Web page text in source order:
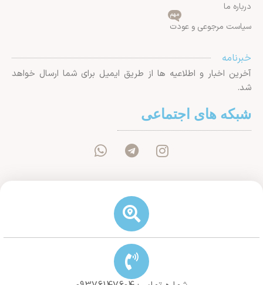
درباره ما
سیاست مرجوعی و عودت
مهم
خبرنامه
آخرین اخبار و اطلاعیه ها از طریق ایمیل برای شما ارسال خواهد
شد.
شبکه های اجتماعی